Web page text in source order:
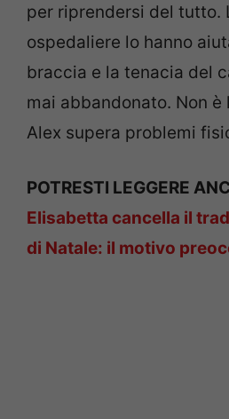
per riprendersi del tutto.
ospedaliere lo hanno
braccia e la tenacia del
mai abbandonato. Non
Alex supera problemi
POTRESTI LEGGERE
Elisabetta cancella il
di Natale: il motivo